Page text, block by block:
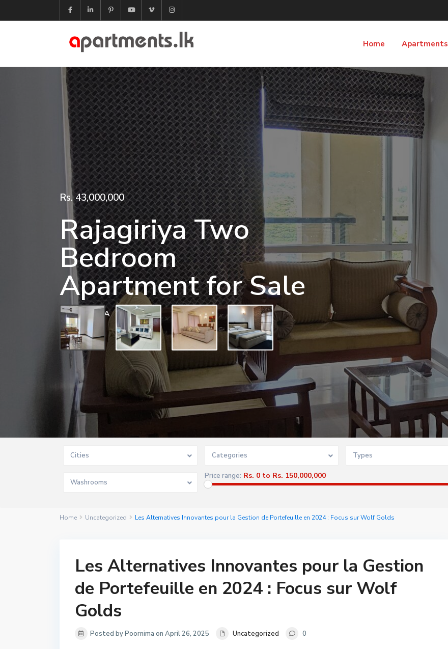
Home Apartments
Rs. 43,000,000
Rajagiriya Two
Bedroom
Apartment for Sale
0 BD 0 BA
Cities Categories Types
Washrooms
Price range: Rs. 0 to Rs. 150,000,000
Home Uncategorized Les Alternatives Innovantes pour la Gestion de Portefeuille en 2024 : Focus sur Wolf Golds
Les Alternatives Innovantes pour la Gestion
de Portefeuille en 2024 : Focus sur Wolf
Golds
Posted by Poornima on April 26, 2025 Uncategorized 0